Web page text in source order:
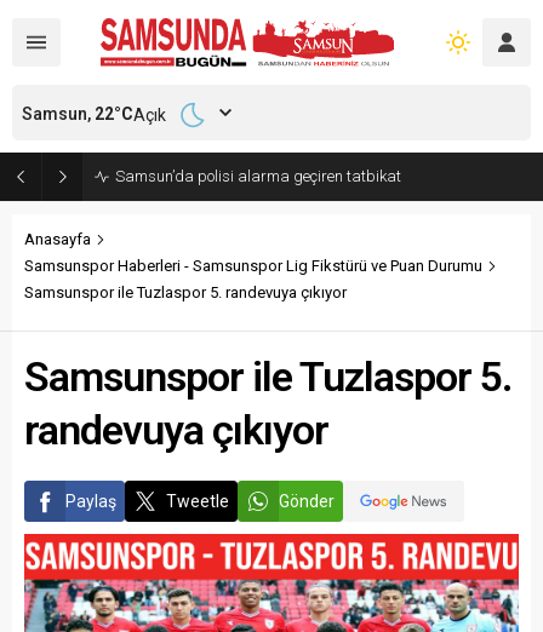
Samsun’da polisi alarma geçiren tatbikat
Samsun, 22°CAçık
Anasayfa
Samsunspor Haberleri - Samsunspor Lig Fikstürü ve Puan Durumu
Samsunspor ile Tuzlaspor 5. randevuya çıkıyor
Samsunspor ile Tuzlaspor 5.
randevuya çıkıyor
Paylaş Tweetle Gönder